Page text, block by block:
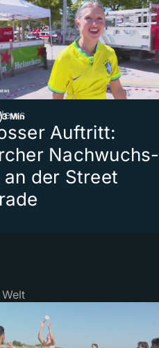
3 Min
Auftritt:
Nachwuchs-
an der Street